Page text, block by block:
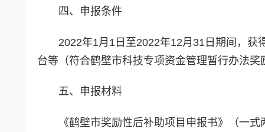
四、申报条件
2022年1月1日至2022年12月31日期间，获
台等（符合鹤壁市科技专项资金管理暂行办法奖
五、申报材料
《鹤壁市奖励性后补助项目申报书》（一